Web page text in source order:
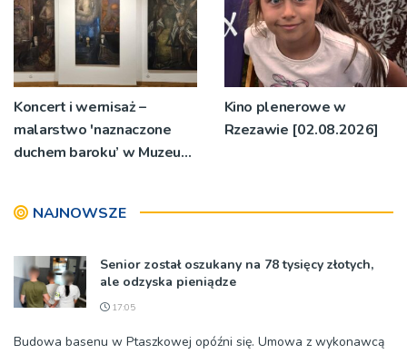
Koncert i wernisaż –
malarstwo 'naznaczone
duchem baroku’ w Muzeum
Kino plenerowe w
Rzezawie [02.08.2026]
NAJNOWSZE
Senior został oszukany na 78 tysięcy złotych,
ale odzyska pieniądze
17:05
Budowa basenu w Ptaszkowej opóźni się. Umowa z wykonawcą